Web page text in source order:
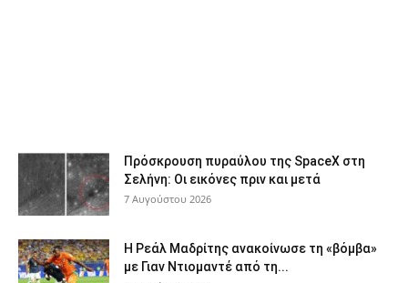
Πρόσκρουση πυραύλου της SpaceX στη
Σελήνη: Οι εικόνες πριν και μετά
7 Αυγούστου 2026
Η Ρεάλ Μαδρίτης ανακοίνωσε τη «βόμβα»
με Γιαν Ντιομαντέ από τη...